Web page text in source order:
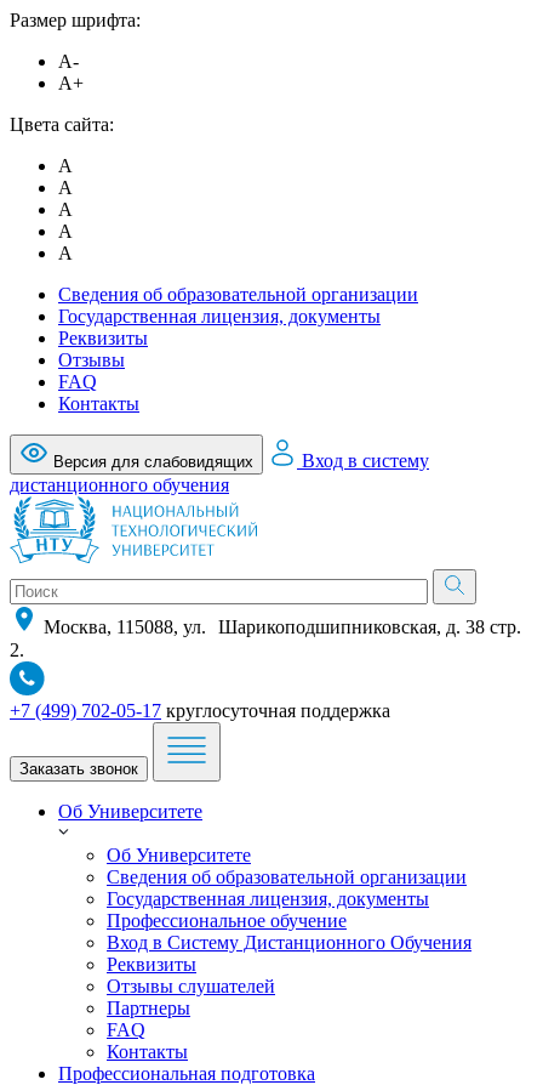
Размер шрифта:
A-
A+
Цвета сайта:
A
A
A
A
A
Сведения об образовательной организации
Государственная лицензия, документы
Реквизиты
Отзывы
FAQ
Контакты
Версия для слабовидящих
Вход в систему
дистанционного обучения
Москва, 115088, ул. Шарикоподшипниковская, д. 38 стр.
2.
+7 (499) 702-05-17 круглосуточная поддержка
Заказать звонок
Об Университете
Об Университете
Сведения об образовательной организации
Государственная лицензия, документы
Профессиональное обучение
Вход в Систему Дистанционного Обучения
Реквизиты
Отзывы слушателей
Партнеры
FAQ
Контакты
Профессиональная подготовка